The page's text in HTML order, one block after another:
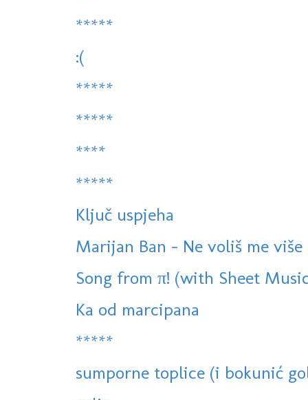
*****
:(
*****
*****
****
*****
Ključ uspjeha
Marijan Ban - Ne voliš me
Song from π! (with Sheet
Ka od marcipana
*****
sumporne toplice (i bokunić